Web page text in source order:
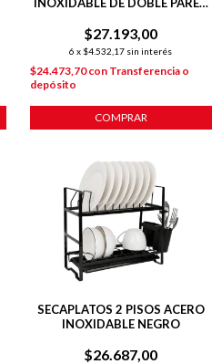
$27.193,00
6 x $4.532,17 sin interés
$24.473,70con Transferencia o
depósito
COMPRAR
SECAPLATOS 2 PISOS ACERO
INOXIDABLE NEGRO
$26.687,00